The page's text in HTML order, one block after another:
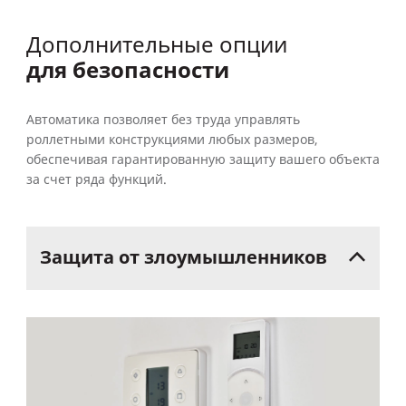
Дополнительные опции
для безопасности
Автоматика позволяет без труда управлять
роллетными конструкциями любых размеров,
обеспечивая гарантированную защиту вашего объекта
за счет ряда функций.
Защита отзлоумышленников